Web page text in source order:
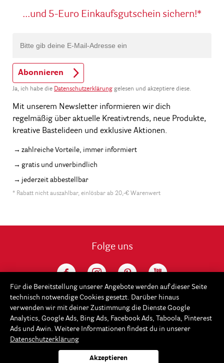
...und 5-Euro Einkaufsgutschein sichern!*
Abonnieren
Ja, ich habe die Datenschutzerklärung gelesen und akzeptiere diese.
Mit unserem Newsletter informieren wir dich
regelmäßig über aktuelle Kreativtrends, neue Produkte,
kreative Bastelideen und exklusive Aktionen.
zahlreiche Vorteile, immer informiert
gratis und unverbindlich
jederzeit abbestellbar
* Rabatt nicht auszahlbar, einlösbar ab 20,-€ Warenwert
Folge uns
Service
Für die Bereitstellung unserer Angebote werden auf dieser Seite
technisch notwendige Cookies gesetzt. Darüber hinaus
verwenden wir mit deiner Zustimmung die Dienste Google
Analytics, Google Ads, Bing Ads, Facebook Ads, Taboola, Pinterest
Ads und Awin. Weitere Informationen findest du in unserer
Datenschutzerklärung
Akzeptieren